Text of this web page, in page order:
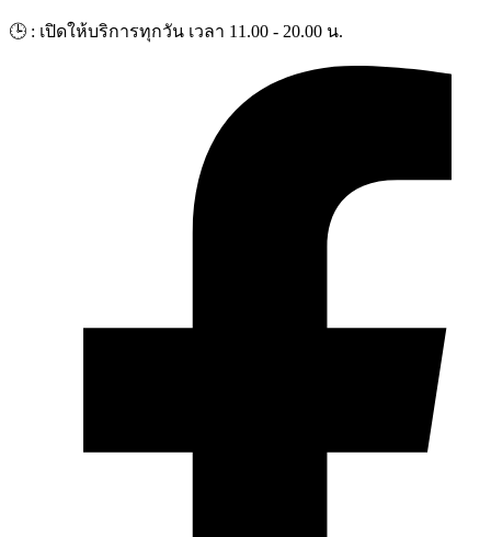
Skip
🕒 : เปิดให้บริการทุกวัน เวลา 11.00 - 20.00 น.